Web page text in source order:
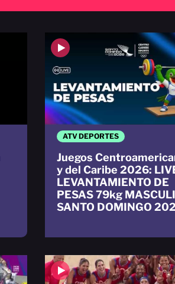
ATV DEPORTES
Juegos
y del Caribe 2026:
LEVANTAMIENTO DE
PESAS 79kg
SANTO DOMINGO